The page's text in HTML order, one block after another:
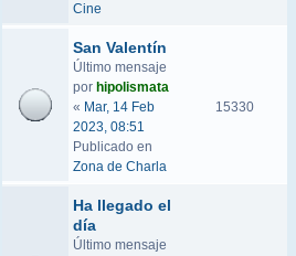
Cine
San Valentín
Último mensaje
por hipolismata
« Mar, 14 Feb
2023, 08:51
Publicado en
Zona de Charla
15330
Ha llegado el
día
Último mensaje